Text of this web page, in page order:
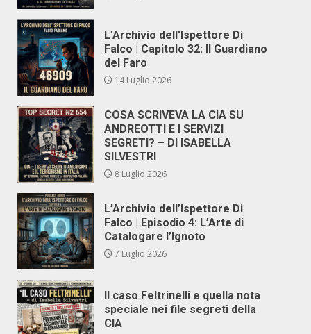
L’Archivio dell’Ispettore Di
Falco | Capitolo 32: Il Guardiano
del Faro
14 Luglio 2026
COSA SCRIVEVA LA CIA SU
ANDREOTTI E I SERVIZI
SEGRETI? – DI ISABELLA
SILVESTRI
8 Luglio 2026
L’Archivio dell’Ispettore Di
Falco | Episodio 4: L’Arte di
Catalogare l’Ignoto
7 Luglio 2026
Il caso Feltrinelli e quella nota
speciale nei file segreti della
CIA